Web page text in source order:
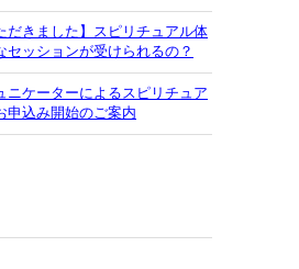
だきました】スピリチュアル体
セッションが受けられるの？
ニケーターによるスピリチュア
申込み開始のご案内